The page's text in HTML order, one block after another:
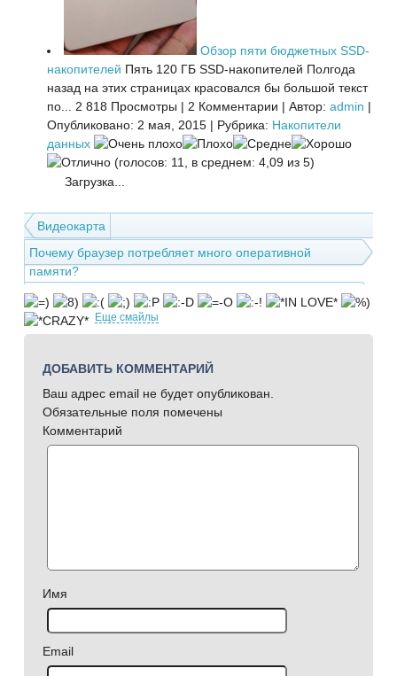
Обзор пяти бюджетных SSD-
накопителей Пять 120 ГБ SSD-накопителей Полгода
назад на этих страницах красовался бы большой текст
по...
2 818 Просмотры | 2 Комментарии | Автор: admin |
Опубликовано: 2 мая, 2015 | Рубрика: Накопители
данных
(голосов: 11, в среднем: 4,09 из 5)
Загрузка...
Видеокарта
Почему браузер потребляет много оперативной
памяти?
Еще смайлы
ДОБАВИТЬ КОММЕНТАРИЙ
Ваш адрес email не будет опубликован.
Обязательные поля помечены
Комментарий
Имя
Email